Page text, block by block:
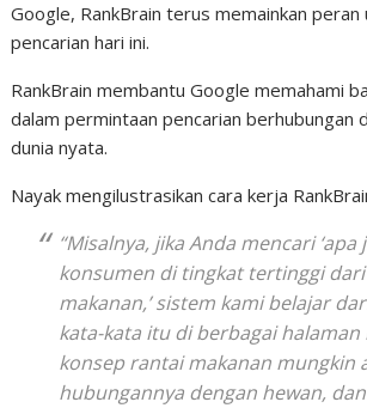
Google, RankBrain terus memainkan peran
pencarian hari ini.
RankBrain membantu Google memahami
dalam permintaan pencarian berhubungan
dunia nyata.
Nayak mengilustrasikan cara kerja
“Misalnya, jika Anda mencari ‘apa
konsumen di tingkat tertinggi
makanan,’ sistem kami belajar
kata-kata itu di berbagai halaman
konsep rantai makanan mungkin
hubungannya dengan hewan,